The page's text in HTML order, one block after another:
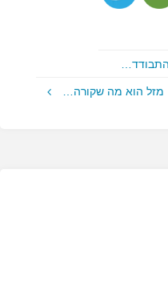
מזל הוא מה שקורה…